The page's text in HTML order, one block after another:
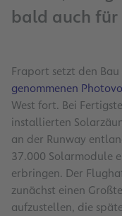
bald auch für
Fraport setzt den Bau
genommenen
West fort. Bei
installierten
an der Runway
37.000 Solarmodule
erbringen. Der
zunächst einen
aufzustellen, die